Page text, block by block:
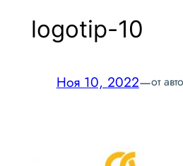
logotip-10
Ноя 10, 2022—от